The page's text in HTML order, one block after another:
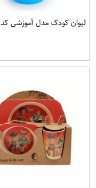
لیوان کودک مدل آموزشی کد 360